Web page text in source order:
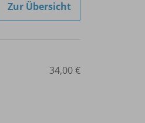
Zur Übersicht
34,00 €